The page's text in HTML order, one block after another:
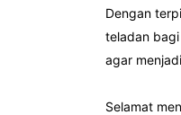
Dengan
teladan
agar
Selamat